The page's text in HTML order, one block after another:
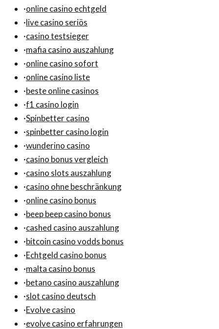
·online casino echtgeld
·live casino seriös
·casino testsieger
·mafia casino auszahlung
·online casino sofort
·online casino liste
·beste online casinos
·f1 casino login
·Spinbetter casino
·spinbetter casino login
·wunderino casino
·casino bonus vergleich
·casino slots auszahlung
·casino ohne beschränkung
·online casino bonus
·beep beep casino bonus
·cashed casino auszahlung
·bitcoin casino vodds bonus
·Echtgeld casino bonus
·malta casino bonus
·betano casino auszahlung
·slot casino deutsch
·Evolve casino
·evolve casino erfahrungen